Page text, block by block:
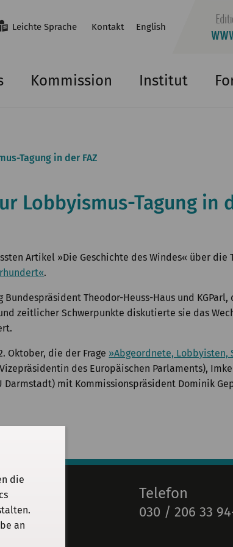
Leichte Sprache Kontakt English
Kommission Institut
Tagung in der FAZ
Lobbyismus-Tagung in
Artikel »Die Geschichte des Windes« über die
.
Theodor-Heuss-Haus und KGParl,
zeitlicher Schwerpunkte diskutierte sie das
Oktober, die der Frage »Abgeordnete, Lobbyisten,
des Europäischen Parlaments),
mit Kommissionspräsident Dominik
Telefon
030 / 206 33
die
an